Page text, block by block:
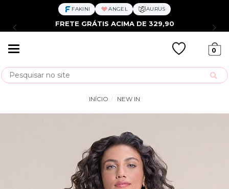
FAKINI ANGEL AURUS
FRETE GRÁTIS ACIMA DE 329,90
0
Busca
INÍCIO NEW IN